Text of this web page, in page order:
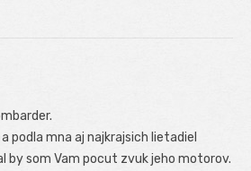
podla mna aj najkrajsich lietadiel
by som Vam pocut zvuk jeho motorov.